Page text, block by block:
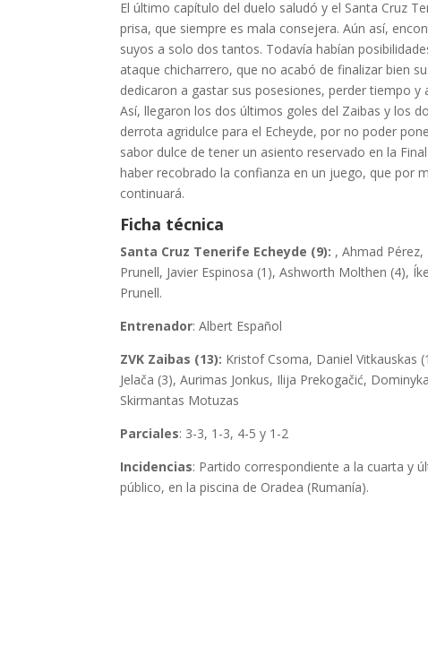
El último capítulo del duelo saludó y el Santa Cruz
prisa, que siempre es mala consejera. Aún así,
suyos a solo dos tantos. Todavía habían
ataque chicharrero, que no acabó de finalizar bien
dedicaron a gastar sus posesiones, perder tiempo
Así, llegaron los dos últimos goles del Zaibas y los
derrota agridulce para el Echeyde, por no poder
sabor dulce de tener un asiento reservado en la
haber recobrado la confianza en un juego, que por
continuará.
Ficha técnica
Santa Cruz Tenerife Echeyde (9): , Ahmad
Prunell, Javier Espinosa (1), Ashworth Molthen (4),
Prunell.
Entrenador: Albert Español
ZVK Zaibas (13): Kristof Csoma, Daniel Vitkauskas
Jelača (3), Aurimas Jonkus, Ilija Prekogačić,
Skirmantas Motuzas
Parciales: 3-3, 1-3, 4-5 y 1-2
Incidencias: Partido correspondiente a la cuarta y
público, en la piscina de Oradea (Rumanía).